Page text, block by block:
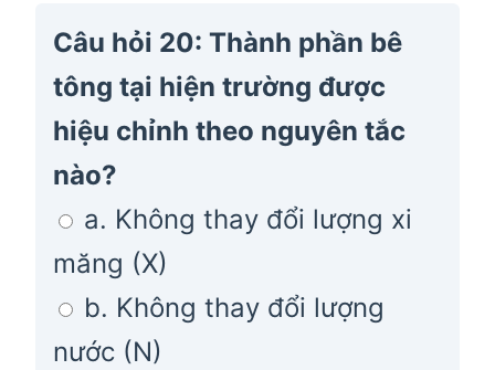
Câu hỏi 20: Thành phần bê
tông tại hiện trường được
hiệu chỉnh theo nguyên tắc
nào?
a. Không thay đổi lượng xi
măng (X)
b. Không thay đổi lượng
nước (N)